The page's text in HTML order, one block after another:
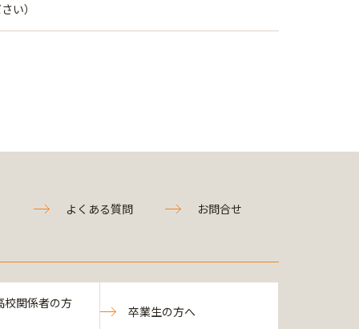
い）
よくある質問 お問合せ
校関係者の方
卒業生の方へ